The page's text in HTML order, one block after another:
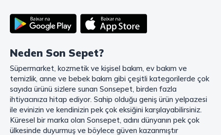
teslimat ve güvenli ödeme seçenekleriyle, alışveriş yaparken
zamanınızı ve paranızı en verimli şekilde kullanırsınız.
Mahmood Coffee ile Kahve Keyfinizi Sonsepet'te Yaşayın!
Mahmood Coffee markasının eşsiz lezzetleriyle tanışın ve kahve
keyfinizi doruklara çıkarın. Filtre ve çekirdek kahve, kapsül kahve,
granül kahve, gold kahve, klasik kahve ve Türk kahvesi gibi birbirinden
lezzetli seçenekler arasından favorinizi seçin. Eğer pratik ve hızlı bir
kahve arıyorsanız, hazır Türk kahvesi ve cappuccino gibi seçenekler de
sizleri bekliyor. Sıcak çikolata ve kahve kreması ile kahve keyfinize
lezzet katabilirsiniz. Kahve tutkunlarının vazgeçilmezi olan bu ürünler,
Neden Son Sepet?
Süpermarket, kozmetik ve kişisel bakım, ev bakım ve
temizlik, anne ve bebek bakım gibi çeşitli kategorilerde çok
sayıda ürünü sizlere sunan Sonsepet, birden fazla
ihtiyacınıza hitap ediyor. Sahip olduğu geniş ürün yelpazesi
ile evinizin ve kendinizin pek çok eksiğini karşılayabilirsiniz.
Küresel bir marka olan Sonsepet, adını dünyanın pek çok
ülkesinde duyurmuş ve böylece güven kazanmıştır